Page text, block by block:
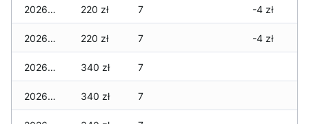
2026-02-25 220 zł 7 -4 zł
2026-02-24 220 zł 7 -4 zł
2026-02-23 340 zł 7
2026-02-22 340 zł 7